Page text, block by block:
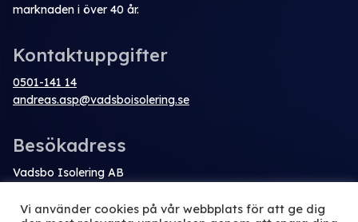
marknaden i över 40 år.
Kontaktuppgifter
0501-141 14
andreas.asp@vadsboisolering.se
Besökadress
Vadsbo Isolering AB
542 39 Mariestad
Vi använder cookies på vår webbplats för att ge dig